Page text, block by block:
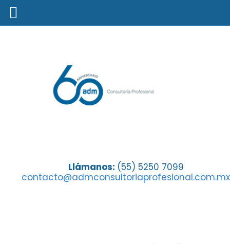
Llámanos: (55) 5250 7099
contacto@admconsultoriaprofesional.com.mx
The Million Dollar Round
Table